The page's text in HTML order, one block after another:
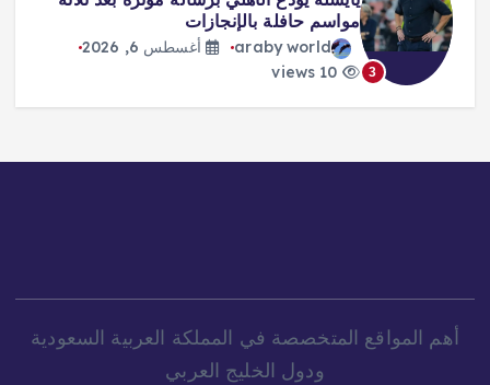
3
مواسم حافلة بالإنجازات
araby world
أغسطس 6, 2026
أهم المواقع المتخصصة في المملكة العربية السعودية
ودول الخليج العربي